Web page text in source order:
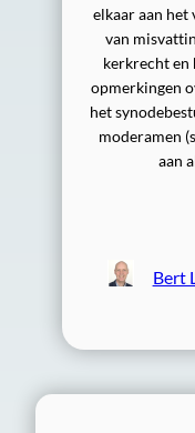
elkaar aan het
van
kerkrecht en
opmerkingen
het
moderamen
aan
Bert